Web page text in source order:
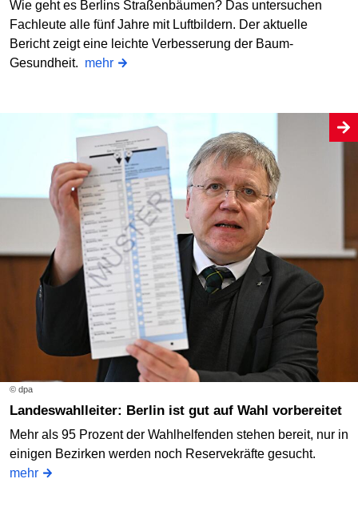
Wie geht es Berlins Straßenbäumen? Das untersuchen
Fachleute alle fünf Jahre mit Luftbildern. Der aktuelle
Bericht zeigt eine leichte Verbesserung der Baum-
Gesundheit. mehr
© dpa
Landeswahlleiter: Berlin ist gut auf Wahl vorbereitet
Mehr als 95 Prozent der Wahlhelfenden stehen bereit, nur in
einigen Bezirken werden noch Reservekräfte gesucht.
mehr